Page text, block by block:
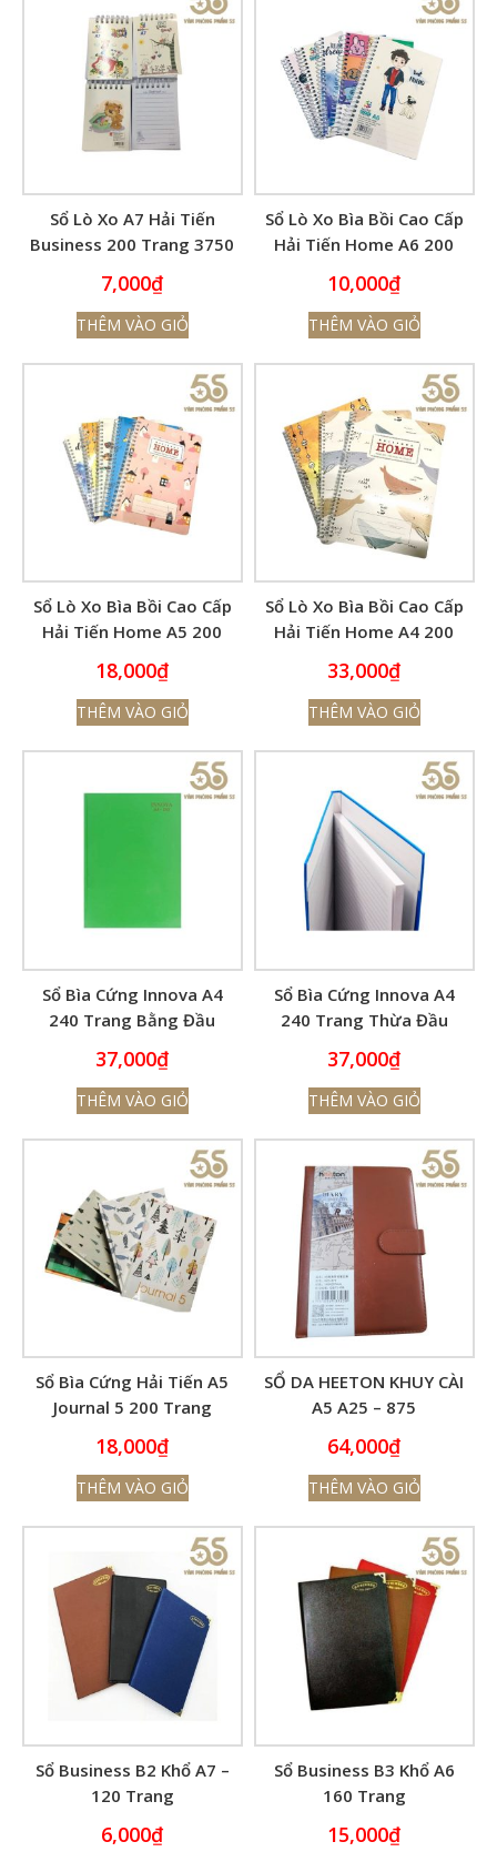
Sổ Lò Xo A7 Hải Tiến
Business 200 Trang 3750
7,000₫
THÊM VÀO GIỎ
Sổ Lò Xo Bìa Bồi Cao Cấp
Hải Tiến Home A6 200
10,000₫
THÊM VÀO GIỎ
Sổ Lò Xo Bìa Bồi Cao Cấp
Hải Tiến Home A5 200
Trang 6348
18,000₫
THÊM VÀO GIỎ
Sổ Lò Xo Bìa Bồi Cao Cấp
Hải Tiến Home A4 200
Trang 6331
33,000₫
THÊM VÀO GIỎ
Sổ Bìa Cứng Innova A4
240 Trang Bằng Đầu
37,000₫
THÊM VÀO GIỎ
Sổ Bìa Cứng Innova A4
240 Trang Thừa Đầu
37,000₫
THÊM VÀO GIỎ
Sổ Bìa Cứng Hải Tiến A5
Journal 5 200 Trang
18,000₫
THÊM VÀO GIỎ
SỔ DA HEETON KHUY CÀI
A5 A25 – 875
64,000₫
THÊM VÀO GIỎ
Sổ Business B2 Khổ A7 –
120 Trang
6,000₫
Sổ Business B3 Khổ A6
160 Trang
15,000₫